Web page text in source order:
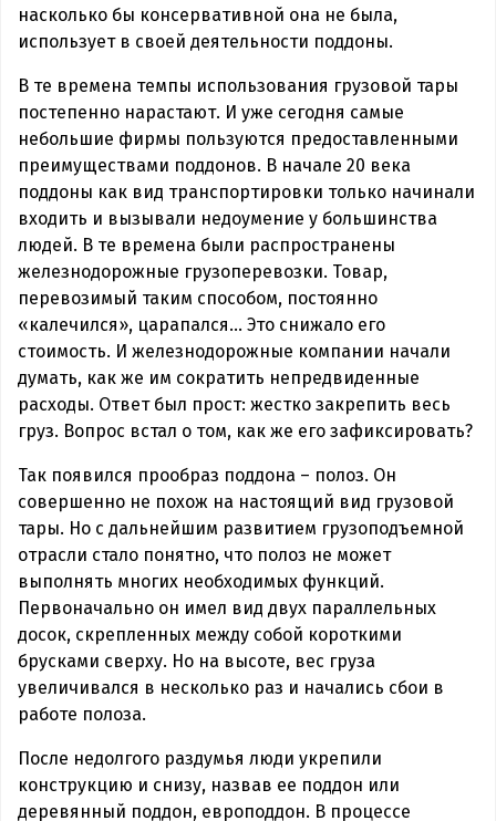
насколько бы консервативной она не была,
использует в своей деятельности поддоны.
В те времена темпы использования грузовой тары
постепенно нарастают. И уже сегодня самые
небольшие фирмы пользуются предоставленными
преимуществами поддонов. В начале 20 века
поддоны как вид транспортировки только начинали
входить и вызывали недоумение у большинства
людей. В те времена были распространены
железнодорожные грузоперевозки. Товар,
перевозимый таким способом, постоянно
«калечился», царапался… Это снижало его
стоимость. И железнодорожные компании начали
думать, как же им сократить непредвиденные
расходы. Ответ был прост: жестко закрепить весь
груз. Вопрос встал о том, как же его зафиксировать?
Так появился прообраз поддона – полоз. Он
совершенно не похож на настоящий вид грузовой
тары. Но с дальнейшим развитием грузоподъемной
отрасли стало понятно, что полоз не может
выполнять многих необходимых функций.
Первоначально он имел вид двух параллельных
досок, скрепленных между собой короткими
брусками сверху. Но на высоте, вес груза
увеличивался в несколько раз и начались сбои в
работе полоза.
После недолгого раздумья люди укрепили
конструкцию и снизу, назвав ее поддон или
деревянный поддон, европоддон. В процессе